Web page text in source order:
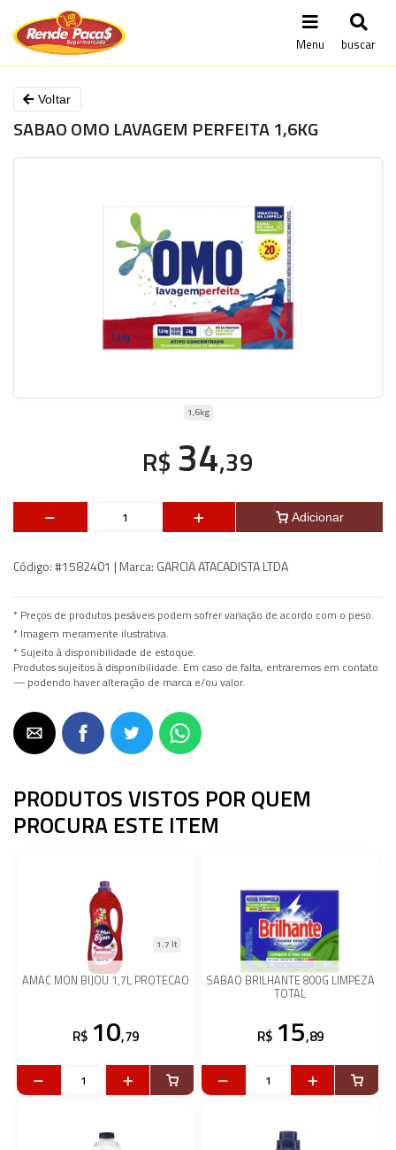
Menu buscar
Voltar
SABAO OMO LAVAGEM PERFEITA 1,6KG
1,6kg
R$ 34,39
Adicionar
Código:#1582401 | Marca: GARCIA ATACADISTA LTDA
* Preços de produtos pesáveis podem sofrer variação de acordo com o peso.
* Imagem meramente ilustrativa.
* Sujeito à disponibilidade de estoque.
Produtos sujeitos à disponibilidade. Em caso de falta, entraremos em contato
— podendo haver alteração de marca e/ou valor.
PRODUTOS VISTOS POR QUEM
PROCURA ESTE ITEM
AMAC MON BIJOU 1,7L PROTECAO
1.7 lt
R$ 10,79
SABAO BRILHANTE 800G LIMPEZA
TOTAL
R$ 15,89